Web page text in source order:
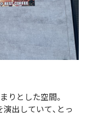
りとした空間。
出していて、とっ